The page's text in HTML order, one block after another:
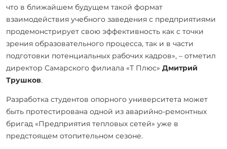
что в ближайшем будущем такой формат
взаимодействия учебного заведения с предприятиями
продемонстрирует свою эффективность как с точки
зрения образовательного процесса, так и в части
подготовки потенциальных рабочих кадров», – отметил
директор Самарского филиала «Т Плюс» Дмитрий
Трушков.
Разработка студентов опорного университета может
быть протестирована одной из аварийно-ремонтных
бригад «Предприятия тепловых сетей» уже в
предстоящем отопительном сезоне.